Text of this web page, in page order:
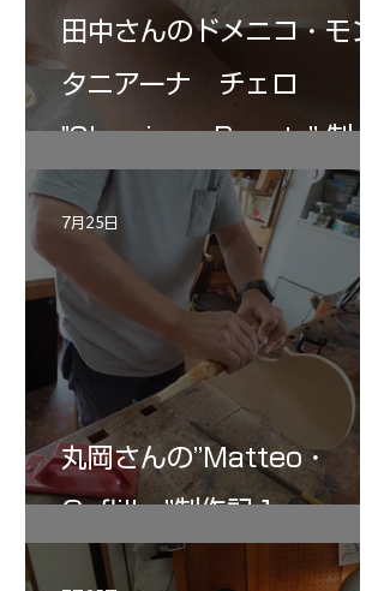
田中さんのドメニコ・モン
タニアーナ チェロ
"Sleeping・Beauty” 制作
記 30
丸岡さんの”Matteo・
Gofliller”制作記１
7月25日